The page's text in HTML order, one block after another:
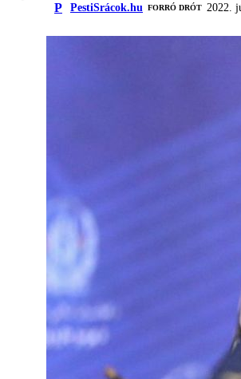
P PestiSrácok.hu FORRÓ DRÓT 2022.